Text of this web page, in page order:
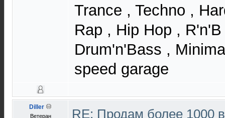
Trance , Techno ,
Rap , Hip Hop ,
Drum'n'Bass ,
speed garage
Diller
Ветеран
RE: Продам более 1000